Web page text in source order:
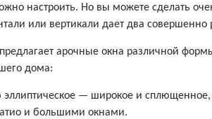
настроить. Но вы можете сделать
или вертикали дает два
арочные окна различной
дома:
эллиптическое — широкое и
и большими окнами.